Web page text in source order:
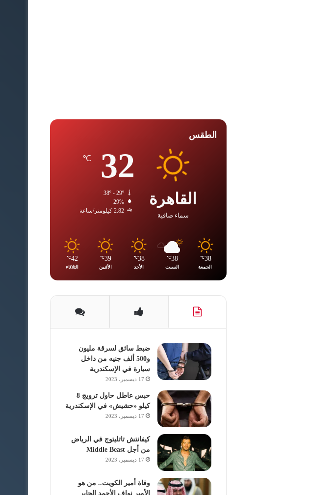
الطقس
القاهرة
سماء صافية
32
℃
29%
2.82 كيلومتر/ساعة
38
℃
الجمعة
38
℃
السبت
38
℃
الأحد
39
℃
الأثنين
42
℃
الثلاثاء
ضبط سائق لسرقة مليون
و500 ألف جنيه من داخل
سيارة في الإسكندرية
17 ديسمبر، 2023
حبس عاطل حاول ترويج 8
كيلو «حشيش» في الإسكندرية
17 ديسمبر، 2023
كيفانتش تاتليتوج في الرياض
من أجل Middle Beast
17 ديسمبر، 2023
وفاة أمير الكويت.. من هو
الأمير نواف الأحمد الجابر